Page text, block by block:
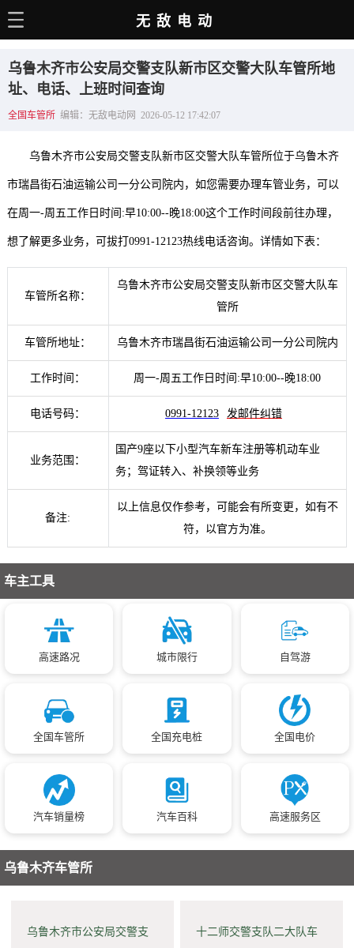
电动百科
电车资讯
电车手册
选车推荐
充电站
用车百科
无敌电动
乌鲁木齐市公安局交警支队新市区交警大队车管所地
址、电话、上班时间查询
全国车管所 编辑：无敌电动网 2026-05-12 17:42:07
乌鲁木齐市公安局交警支队新市区交警大队车管所位于乌鲁木齐
市瑞昌街石油运输公司一分公司院内，如您需要办理车管业务，可以
在周一-周五工作日时间:早10:00--晚18:00这个工作时间段前往办理，
想了解更多业务，可拔打0991-12123热线电话咨询。详情如下表：
车管所名称：
乌鲁木齐市公安局交警支队新市区交警大队车
管所
车管所地址： 乌鲁木齐市瑞昌街石油运输公司一分公司院内
工作时间： 周一-周五工作日时间:早10:00--晚18:00
电话号码： 0991-12123 发邮件纠错
业务范围：
国产9座以下小型汽车新车注册等机动车业
务；驾证转入、补换领等业务
备注:
以上信息仅作参考，可能会有所变更，如有不
符，以官方为准。
车主工具
高速路况 城市限行 自驾游
全国车管所 全国充电桩 全国电价
汽车销量榜 汽车百科 高速服务区
乌鲁木齐车管所
乌鲁木齐市公安局交警支
十二师交警支队二大队车